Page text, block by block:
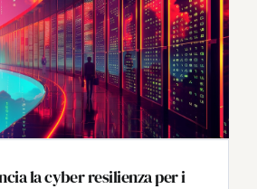
la cyber resilienza per i